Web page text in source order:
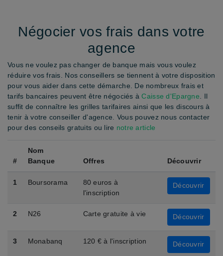
Négocier vos frais dans votre
agence
Vous ne voulez pas changer de banque mais vous voulez
réduire vos frais. Nos conseillers se tiennent à votre disposition
pour vous aider dans cette démarche. De nombreux frais et
tarifs bancaires peuvent être négociés àCaisse d'Epargne . Il
suffit de connaître les grilles tarifaires ainsi que les discours à
tenir à votre conseiller d'agence. Vous pouvez nous contacter
pour des conseils gratuits ou lire notre article
#
Nom
Banque
Offres Découvrir
1 Boursorama
80 euros à
l'inscription
Découvrir
2 N26 Carte gratuite à vie Découvrir
3 Monabanq 120 € à l'inscription Découvrir